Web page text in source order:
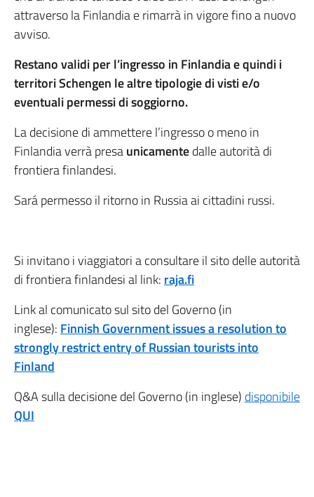
attraverso la Finlandia e rimarrà in vigore fino a nuovo
avviso.
Restano validi per l’ingresso in Finlandia e quindi i
territori Schengen le altre tipologie di visti e/o
eventuali permessi di soggiorno.
La decisione di ammettere l’ingresso o meno in
Finlandia verrà presaunicamentedalle autorità di
frontiera finlandesi.
Sará permesso il ritorno in Russia ai cittadini russi.
Si invitano i viaggiatori a consultare il sito delle autorità
di frontiera finlandesi al link: raja.fi
Link al comunicato sul sito del Governo (in
inglese): Finnish Government issues a resolution to
strongly restrict entry of Russian tourists into
Finland
Q&A sulla decisione del Governo (in inglese) disponibile
QUI